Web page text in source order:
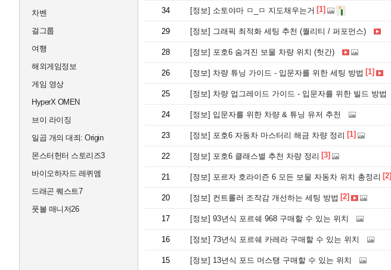
차벤
걸그룹
여행
해외게임정보
게임 영상
HyperX OMEN
브이 라이징
일곱 개의 대죄: Origin
몬스터헌터 스토리즈3
바이오하자드 레퀴엠
드래곤 퀘스트7
풋볼 매니저26
34 [정보] 소토야마 ㅁ_ㅁ 지도채우는거 [1]
29 [정보] 그래픽 최적화 세팅 추천 (퀄리티 / 퍼포먼스)
28 [정보] 포호6 숨겨진 보물 차량 위치 (헛간)
26 [정보] 차량 튜닝 가이드 - 입문자를 위한 세팅 방법 [1]
25 [정보] 차량 업그레이드 가이드 - 입문자를 위한 빌드 방법
24 [정보] 입문자를 위한 차량 & 튜닝 유저 추천
23 [정보] 포호6 자동차 마스터리 해금 차량 정리 [1]
22 [정보] 포호6 클래스별 추천 차량 정리 [3]
21 [정보] 포르자 호라이즌 6 모든 보물 자동차 위치 총정리 [2]
20 [정보] 컨트롤러 조작감 개선하는 세팅 방법 [2]
17 [정보] 93년식 포르쉐 968 구매할 수 있는 위치
16 [정보] 73년식 포르쉐 카레라 구매할 수 있는 위치
15 [정보] 13년식 포드 머스탱 구매할 수 있는 위치